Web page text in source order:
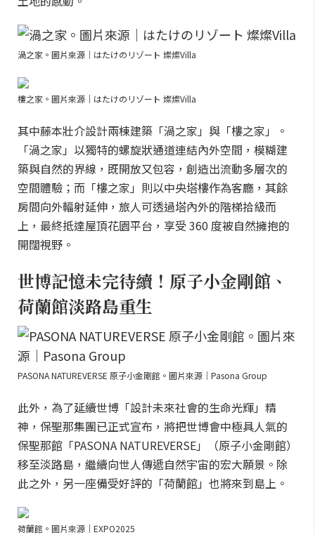
渦之家。圖片來源｜はたけのリゾート 燦燦Villa
樓之家。圖片來源｜はたけのリゾート 燦燦Villa
其中藤本壯介設計兩棟建築「渦之家」與「樓之家」。
「渦之家」以獨特的螺旋狀通道連結內外空間，模糊建
築與自然的界線，既開放又包容，創造出流動多層次的
空間體驗；而「樓之家」則以中央塔樓作為客廳，其餘
房間向外輻射延伸，旅人可透過塔內外的階梯拾級而
上，最終抵達屋頂花園平台，享受 360 度被自然擁抱的
開闊視野。
世博記憶未完待續！原子小金剛館、
荷蘭館淡路島重生
PASONA NATUREVERSE 原子小金剛館。圖片來源｜Pasona Group
此外，為了延續世博「設計未來社會的生命光輝」精
神，保聖那集團已正式宣布，將把世博會中極具人氣的
保聖那館「PASONA NATUREVERSE」（原子小金剛館）
移至淡路島，繼續向世人傳遞自然宇宙的宏大願景。除
此之外，另一座備受好評的「荷蘭館」也將來到島上。
荷蘭館。圖片來源｜EXPO2025